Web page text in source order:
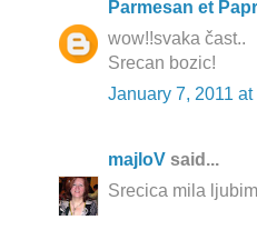
Parmesan et
wow!!svaka čast..
Srecan bozic!
January 7, 2011 at
majloV said...
Srecica mila